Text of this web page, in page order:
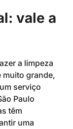
vale a
a limpeza
muito grande,
serviço
Paulo
têm
uma